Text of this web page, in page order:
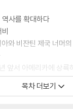
국왕을 낳고 십자군전
알리에노르, 종말론적
도 가리지 않고 왕위를
하는 신성한 국왕, 로
이 13세 부부, 가히 ’성
조각가 그리고 석공
든 마녀·신명재판관·
사를 확대하다
와 비잔틴 제국 너머
앞서 아메리카에 상륙
’
로, 노르망디의 탄생
목차 더보기